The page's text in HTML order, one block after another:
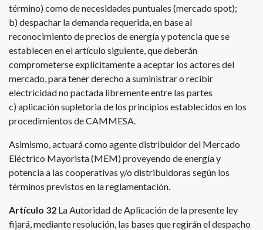
término) como de necesidades puntuales (mercado spot);
b) despachar la demanda requerida, en base al
reconocimiento de precios de energía y potencia que se
establecen en el artículo siguiente, que deberán
comprometerse explícitamente a aceptar los actores del
mercado, para tener derecho a suministrar o recibir
electricidad no pactada libremente entre las partes
c) aplicación supletoria de los principios establecidos en los
procedimientos de CAMMESA.
Asimismo, actuará como agente distribuidor del Mercado
Eléctrico Mayorista (MEM) proveyendo de energía y
potencia a las cooperativas y/o distribuidoras según los
términos previstos en la reglamentación.
Artículo 32 La Autoridad de Aplicación de la presente ley
fijará, mediante resolución, las bases que regirán el despacho